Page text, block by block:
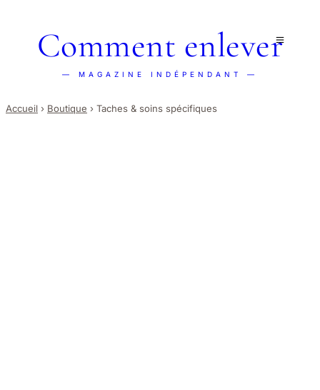
Comment enlever
— MAGAZINE INDÉPENDANT —
Accueil › Boutique › Taches & soins spécifiques